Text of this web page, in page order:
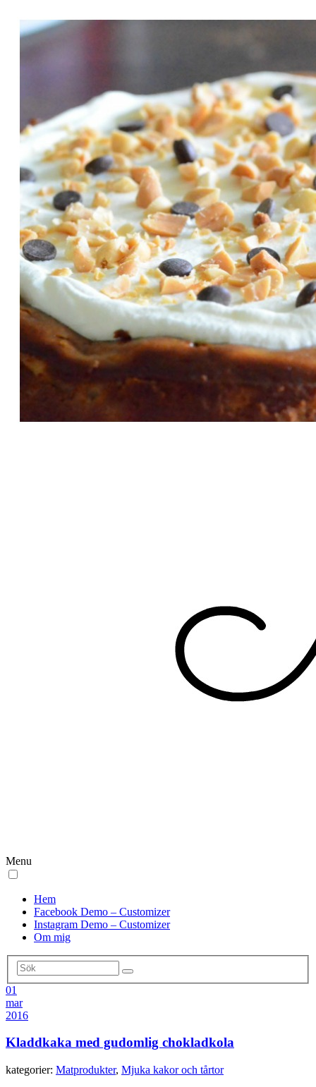
Menu
Hem
Facebook Demo – Customizer
Instagram Demo – Customizer
Om mig
01
mar
2016
Kladdkaka med gudomlig chokladkola
kategorier: Matprodukter, Mjuka kakor och tårtor